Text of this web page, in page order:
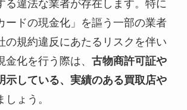
る違法な業者が存在します。特に
ードの現金化」を謳う一部の業者
の規約違反にあたるリスクを伴い
金化を行う際は、 古物商許可証や
示している、実績のある買取店や
しょう。